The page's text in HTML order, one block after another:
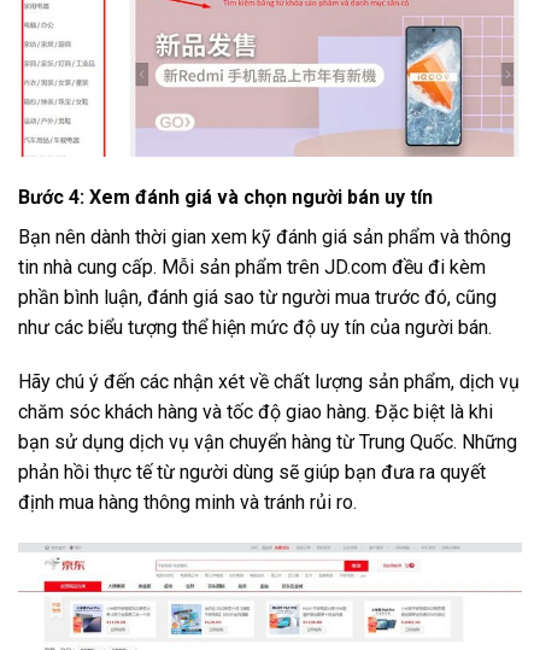
Bước 4: Xem đánh giá và chọn người bán uy tín
Bạn nên dành thời gian xem kỹ đánh giá sản phẩm và thông
tin nhà cung cấp. Mỗi sản phẩm trên JD.com đều đi kèm
phần bình luận, đánh giá sao từ người mua trước đó, cũng
như các biểu tượng thể hiện mức độ uy tín của người bán.
Hãy chú ý đến các nhận xét về chất lượng sản phẩm, dịch vụ
chăm sóc khách hàng và tốc độ giao hàng. Đặc biệt là khi
bạn sử dụng dịch vụ vận chuyển hàng từ Trung Quốc. Những
phản hồi thực tế từ người dùng sẽ giúp bạn đưa ra quyết
định mua hàng thông minh và tránh rủi ro.